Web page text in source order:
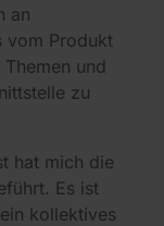
an
vom Produkt
und
zu
hat mich die
Es ist
kollektives